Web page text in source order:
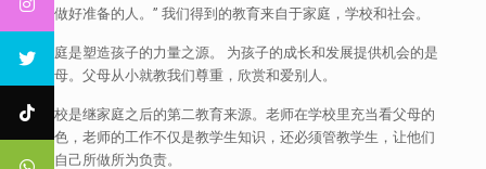
之做好准备的人。” 我们得到的教育来自于家庭，学校和社会。
家庭是塑造孩子的力量之源。 为孩子的成长和发展提供机会的是
父母。父母从小就教我们尊重，欣赏和爱别人。
学校是继家庭之后的第二教育来源。老师在学校里充当看父母的
角色，老师的工作不仅是教学生知识，还必须管教学生，让他们
对自己所做所为负责。